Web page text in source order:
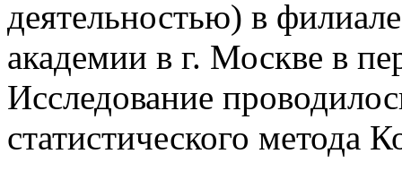
деятельностью) в
академии в г. Москве в
Исследование
статистического метода